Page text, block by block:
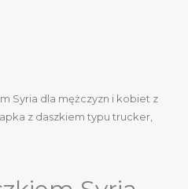
Syria dla mężczyzn i kobiet z
z daszkiem typu trucker,